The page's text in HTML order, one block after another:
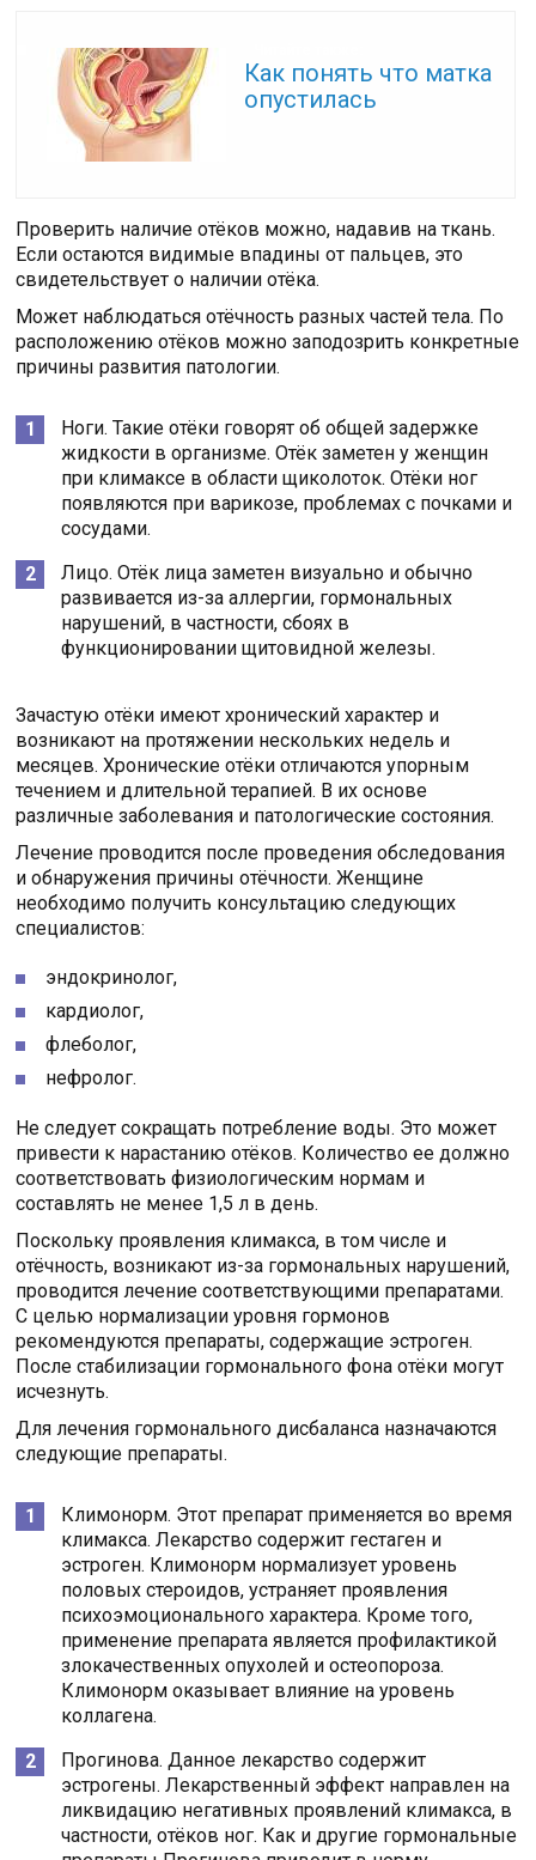
Как понять что матка
опустилась
Проверить наличие отёков можно, надавив на ткань.
Если остаются видимые впадины от пальцев, это
свидетельствует о наличии отёка.
Может наблюдаться отёчность разных частей тела. По
расположению отёков можно заподозрить конкретные
причины развития патологии.
Ноги. Такие отёки говорят об общей задержке
жидкости в организме. Отёк заметен у женщин
при климаксе в области щиколоток. Отёки ног
появляются при варикозе, проблемах с почками и
сосудами.
Лицо. Отёк лица заметен визуально и обычно
развивается из-за аллергии, гормональных
нарушений, в частности, сбоях в
функционировании щитовидной железы.
Зачастую отёки имеют хронический характер и
возникают на протяжении нескольких недель и
месяцев. Хронические отёки отличаются упорным
течением и длительной терапией. В их основе
различные заболевания и патологические состояния.
Лечение проводится после проведения обследования
и обнаружения причины отёчности. Женщине
необходимо получить консультацию следующих
специалистов:
эндокринолог,
кардиолог,
флеболог,
нефролог.
Не следует сокращать потребление воды. Это может
привести к нарастанию отёков. Количество ее должно
соответствовать физиологическим нормам и
составлять не менее 1,5 л в день.
Поскольку проявления климакса, в том числе и
отёчность, возникают из-за гормональных нарушений,
проводится лечение соответствующими препаратами.
С целью нормализации уровня гормонов
рекомендуются препараты, содержащие эстроген.
После стабилизации гормонального фона отёки могут
исчезнуть.
Для лечения гормонального дисбаланса назначаются
следующие препараты.
Климонорм. Этот препарат применяется во время
климакса. Лекарство содержит гестаген и
эстроген. Климонорм нормализует уровень
половых стероидов, устраняет проявления
психоэмоционального характера. Кроме того,
применение препарата является профилактикой
злокачественных опухолей и остеопороза.
Климонорм оказывает влияние на уровень
коллагена.
Прогинова. Данное лекарство содержит
эстрогены. Лекарственный эффект направлен на
ликвидацию негативных проявлений климакса, в
частности, отёков ног. Как и другие гормональные